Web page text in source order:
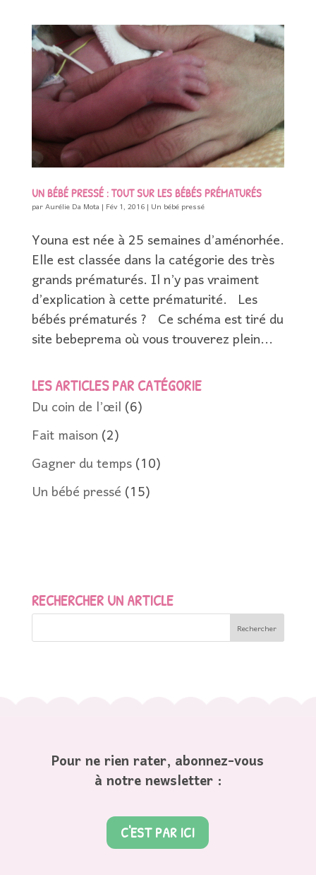
UN BÉBÉ PRESSÉ : TOUT SUR LES BÉBÉS PRÉMATURÉS
parAurélie Da Mota| Fév 1, 2016| Un bébé pressé
Youna est née à 25 semaines d’aménorhée.
Elle est classée dans la catégorie des très
grands prématurés. Il n’y pas vraiment
d’explication à cette prématurité. Les
bébés prématurés ? Ce schéma est tiré du
site bebeprema où vous trouverez plein...
LES ARTICLES PAR CATÉGORIE
Du coin de l’œil(6)
Fait maison(2)
Gagner du temps(10)
Un bébé pressé(15)
RECHERCHER UN ARTICLE
Pour ne rien rater, abonnez-vous
à notre newsletter :
C'EST PAR ICI